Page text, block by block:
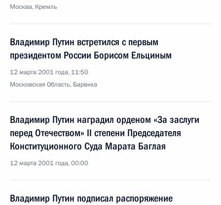
Москва, Кремль
Владимир Путин встретился с первым
президентом России Борисом Ельциным
12 марта 2001 года, 11:50
Московская Область, Барвиха
Владимир Путин наградил орденом «За заслуги
перед Отечеством» II степени Председателя
Конституционного Суда Марата Баглая
12 марта 2001 года, 00:00
Владимир Путин подписал распоряжение